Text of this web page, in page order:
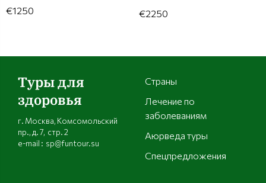
€1250 €2250
Туры для
здоровья
г. Москва, Комсомольский
пр., д. 7, стр. 2
e-mail : sp@funtour.su
Страны
Лечение по
заболеваниям
Аюрведа туры
Спецпредложения